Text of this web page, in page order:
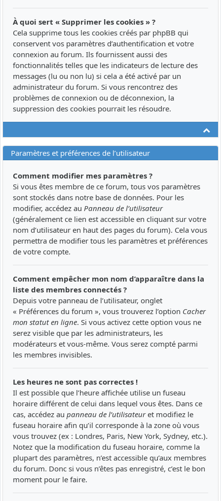
À quoi sert « Supprimer les cookies » ?
Cela supprime tous les cookies créés par phpBB qui
conservent vos paramètres d’authentification et votre
connexion au forum. Ils fournissent aussi des
fonctionnalités telles que les indicateurs de lecture des
messages (lu ou non lu) si cela a été activé par un
administrateur du forum. Si vous rencontrez des
problèmes de connexion ou de déconnexion, la
suppression des cookies pourrait les résoudre.
Paramètres et préférences de l’utilisateur
Comment modifier mes paramètres ?
Si vous êtes membre de ce forum, tous vos paramètres
sont stockés dans notre base de données. Pour les
modifier, accédez au Panneau de l’utilisateur
(généralement ce lien est accessible en cliquant sur votre
nom d’utilisateur en haut des pages du forum). Cela vous
permettra de modifier tous les paramètres et préférences
de votre compte.
Comment empêcher mon nom d’apparaître dans la
liste des membres connectés ?
Depuis votre panneau de l’utilisateur, onglet
« Préférences du forum », vous trouverez l’option Cacher
mon statut en ligne. Si vous activez cette option vous ne
serez visible que par les administrateurs, les
modérateurs et vous-même. Vous serez compté parmi
les membres invisibles.
Les heures ne sont pas correctes !
Il est possible que l’heure affichée utilise un fuseau
horaire différent de celui dans lequel vous êtes. Dans ce
cas, accédez au panneau de l’utilisateuret modifiez le
fuseau horaire afin qu’il corresponde à la zone où vous
vous trouvez (ex : Londres, Paris, New York, Sydney, etc.).
Notez que la modification du fuseau horaire, comme la
plupart des paramètres, n’est accessible qu’aux membres
du forum. Donc si vous n’êtes pas enregistré, c’est le bon
moment pour le faire.